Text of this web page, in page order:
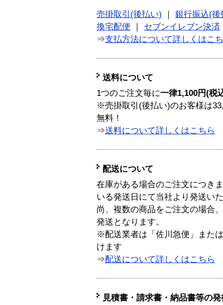
売掛取引(後払い)
銀行振込(後
換宅配便
セブンイレブン決済
⇒支払方法について詳しくはこ
送料について
1つのご注文毎に一律1,100円(税
※売掛取引(後払い)のお客様は
無料！
⇒送料について詳しくはこちら
配送について
在庫がある場合のご注文につき
いる発送日にて当社より発送い
尚、複数の商品をご注文の場合
発送となります。
※配送業者は「佐川急便」また
けます
⇒配送について詳しくはこちら
見積書・請求書・納品書等の